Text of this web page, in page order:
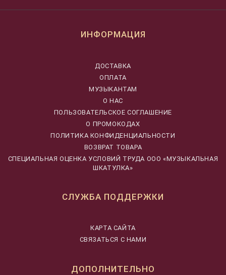
ИНФОРМАЦИЯ
ДОСТАВКА
ОПЛАТА
МУЗЫКАНТАМ
О НАС
ПОЛЬЗОВАТЕЛЬСКОЕ СОГЛАШЕНИЕ
О ПРОМОКОДАХ
ПОЛИТИКА КОНФИДЕНЦИАЛЬНОСТИ
ВОЗВРАТ ТОВАРА
CПЕЦИАЛЬНАЯ ОЦЕНКА УСЛОВИЙ ТРУДА ООО «МУЗЫКАЛЬНАЯ
ШКАТУЛКА»
СЛУЖБА ПОДДЕРЖКИ
КАРТА САЙТА
СВЯЗАТЬСЯ С НАМИ
ДОПОЛНИТЕЛЬНО